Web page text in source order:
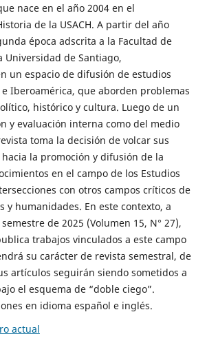
nace en el año 2004 en el
de la USACH. A partir del año
época adscrita a la Facultad de
Universidad de Santiago,
un espacio de difusión de estudios
Iberoamérica, que aborden problemas
histórico y cultura. Luego de un
y evaluación interna como del medio
toma la decisión de volcar sus
la promoción y difusión de la
en el campo de los Estudios
con otros campos críticos de
y humanidades. En este contexto, a
de 2025 (Volumen 15, N° 27),
trabajos vinculados a este campo
su carácter de revista semestral, de
artículos seguirán siendo sometidos a
el esquema de “doble ciego”.
en idioma español e inglés.
actual